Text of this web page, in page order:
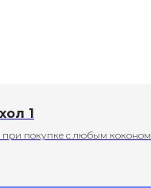
1
при покупке с любым коконом